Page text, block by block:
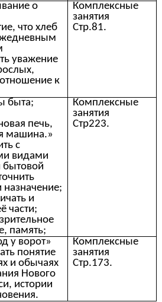
о
что хлеб
уважение
к
Комплексные
занятия
Стр.81.
быта;
печь,
машина.»
с
видами
назначение;
и
части;
память;
Комплексные
занятия
Стр223.
у ворот»
понятие
и обычаях
Нового
истории
Комплексные
занятия
Стр.173.